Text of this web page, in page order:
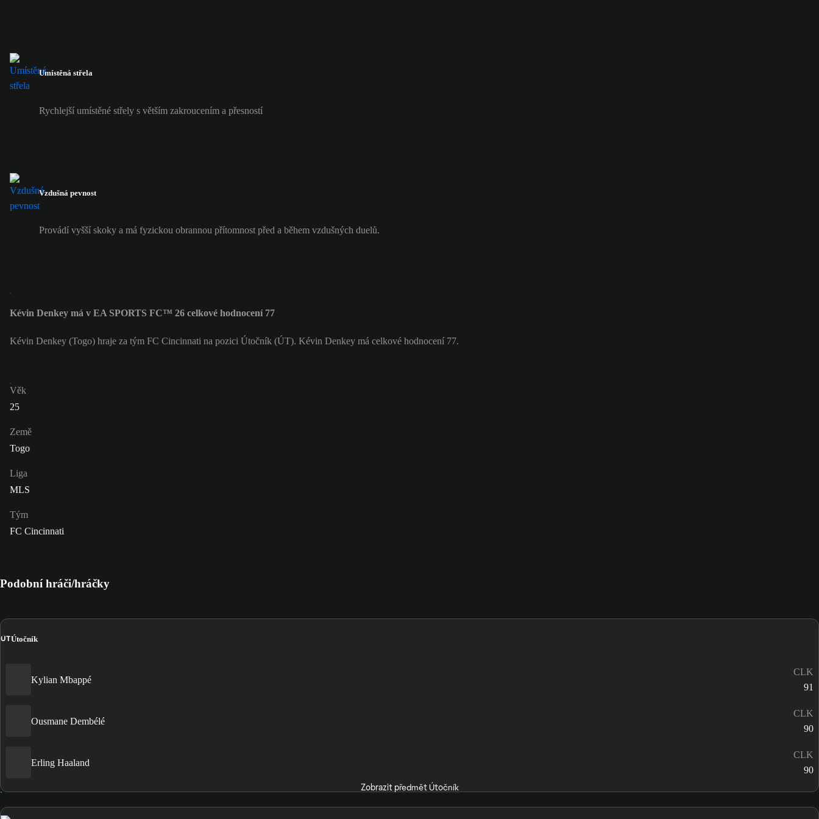
Umístěná střela
Rychlejší umístěné střely s větším zakroucením a přesností
Vzdušná pevnost
Provádí vyšší skoky a má fyzickou obrannou přítomnost před a během vzdušných duelů.
Kévin Denkey má v EA SPORTS FC™ 26 celkové hodnocení 77
Kévin Denkey (Togo) hraje za tým FC Cincinnati na pozici Útočník (ÚT). Kévin Denkey má celkové hodnocení 77.
Věk
25
Země
Togo
Liga
MLS
Tým
FC Cincinnati
Podobní hráči/hráčky
ÚTÚtočník
Kylian Mbappé
CLK
91
Ousmane Dembélé
CLK
90
Erling Haaland
CLK
90
Zobrazit předmět Útočník